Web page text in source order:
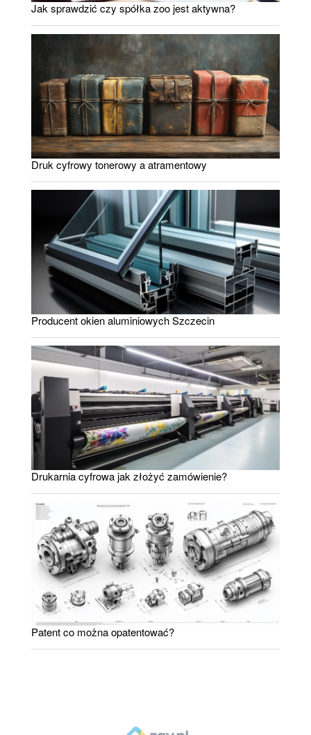
Jak sprawdzić czy spółka zoo jest aktywna?
Druk cyfrowy tonerowy a atramentowy
Producent okien aluminiowych Szczecin
Drukarnia cyfrowa jak złożyć zamówienie?
Patent co można opatentować?